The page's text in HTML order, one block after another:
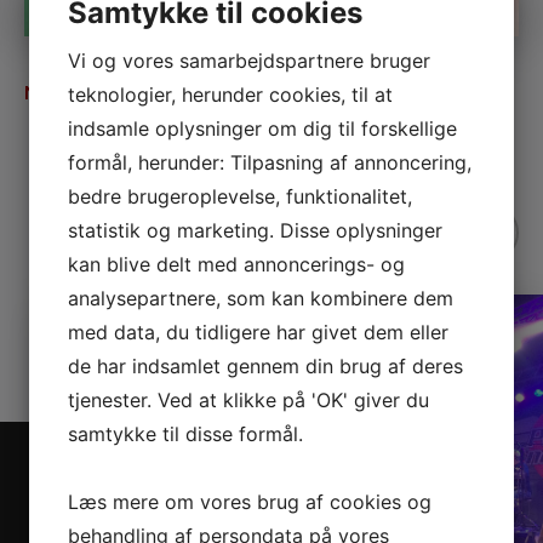
NOV MARK LE FÊVRE
Ledige billetter
Samtykke til cookies
Vi og vores samarbejdspartnere bruger
teknologier, herunder cookies, til at
indsamle oplysninger om dig til forskellige
formål, herunder: Tilpasning af annoncering,
bedre brugeroplevelse, funktionalitet,
statistik og marketing. Disse oplysninger
kan blive delt med annoncerings- og
analysepartnere, som kan kombinere dem
med data, du tidligere har givet dem eller
de har indsamlet gennem din brug af deres
tjenester. Ved at klikke på 'OK' giver du
samtykke til disse formål.
Læs mere om vores brug af cookies og
behandling af persondata på vores